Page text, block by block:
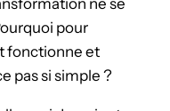
ne se
pour
fonctionne et
pas si simple ?